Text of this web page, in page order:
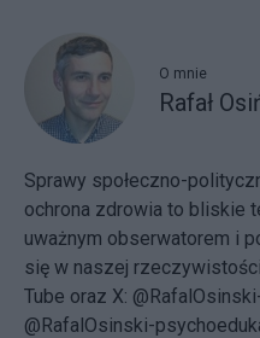
O mnie
Rafał
Sprawy społeczno-
ochrona zdrowia to bliskie
uważnym obserwatorem i
się w naszej
Tube oraz X:
@RafalOsinski-